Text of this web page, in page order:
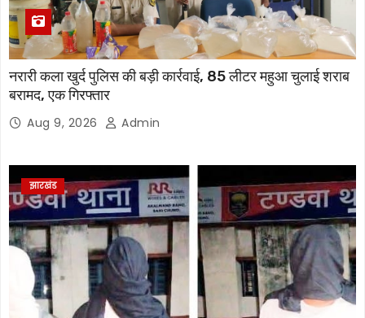
नरारी कला खुर्द पुलिस की बड़ी कार्रवाई, 85 लीटर महुआ चुलाई शराब
बरामद, एक गिरफ्तार
Aug 9, 2026 Admin
झारखंड